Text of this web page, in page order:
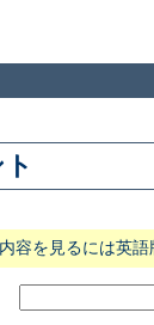
容を見るには英語